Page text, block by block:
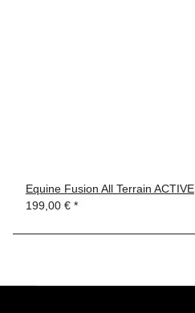
Equine Fusion All Terrain ACTIVE
199,00 € *